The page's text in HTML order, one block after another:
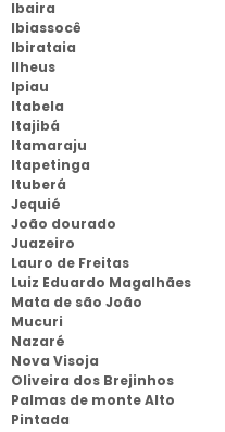
Ibaira
Ibiassocê
Ibirataia
Ilheus
Ipiau
Itabela
Itajibá
Itamaraju
Itapetinga
Ituberá
Jequié
João dourado
Juazeiro
Lauro de Freitas
Luiz Eduardo Magalhães
Mata de são João
Mucuri
Nazaré
Nova Visoja
Oliveira dos Brejinhos
Palmas de monte Alto
Pintada